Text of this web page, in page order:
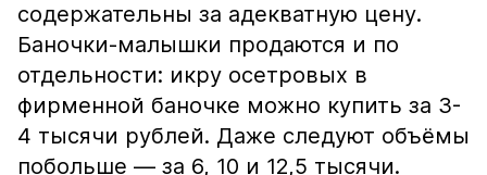
содержательны за адекватную цену.
Баночки-малышки продаются и по
отдельности: икру осетровых в
фирменной баночке можно купить за 3-
4 тысячи рублей. Даже следуют объёмы
побольше — за 6, 10 и 12,5 тысячи.